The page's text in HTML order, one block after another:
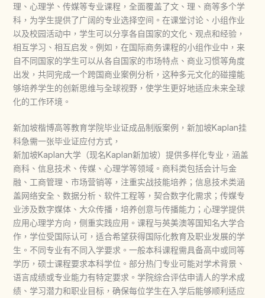
理、心理学、传媒等专业课程，全面覆盖了文、理、商等多个学
科，为学生提供了广阔的专业选择空间。在课堂讨论、小组作业
以及校园活动中，学生可以分享各自国家的文化、观点和经验，
相互学习、相互启发。例如，在国际商务课程的小组作业中，来
自不同国家的学生可以从各自国家的市场特点、商业习惯等角度
出发，共同完成一个跨国商业案例分析，这种多元文化的碰撞能
够培养学生的创新思维与全球视野，使学生更好地适应未来全球
化的工作环境。
新加坡楷博高等教育学院毕业证成品制版案例，新加坡Kaplan挂
科急需一张毕业证应付方式，
新加坡Kaplan大学（现名Kaplan新加坡）提供多样化专业，涵盖
商科、信息技术、传媒、心理学等领域。商科类包括会计与金
融、工商管理、市场营销等，注重实战技能培养；信息技术类涵
盖网络安全、数据分析、软件工程等，契合数字化需求；传媒专
业涉及数字媒体、大众传播，培养创意与传播能力；心理学提供
应用心理学方向，侧重实践应用。课程与英美澳等国知名大学合
作，学位受国际认可，适合希望获得国际化教育及职业发展的学
生。不同专业有不同入学要求。一般本科课程需具备高中或同等
学历，硕士课程要求本科学位。部分热门专业可能对学术背景、
语言成绩或专业能力有特定要求。学院综合评估申请人的学术成
绩、学习潜力和职业目标，确保每位学生在入学后能够顺利适应